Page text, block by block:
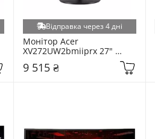
Відправка через 4 дні
Монітор Acer
XV272UW2bmiiprx 27"
9 515 ₴